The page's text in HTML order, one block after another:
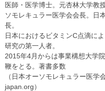
医師・医学博士。元杏林大学教
ソモレキュラー医学会会長。日
長。
日本におけるビタミンC点滴に
研究の第一人者。
2015年4月からは事業構想大学
鞭をとる。著書多数
（日本オーソモレキュラー医
japan.org）